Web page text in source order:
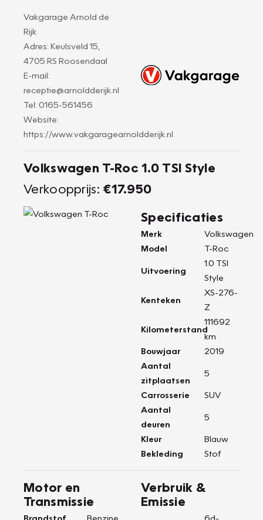
Vakgarage Arnold de
Rijk
Adres: Keulsveld 15,
4705 RS Roosendaal
E-mail:
receptie@arnoldderijk.nl
Tel: 0165-561456
Website:
https://www.vakgaragearnoldderijk.nl
Volkswagen T-Roc 1.0 TSI Style
Verkoopprijs: €17.950
Specificaties
Merk
Volkswagen
Model
T-Roc
Uitvoering
1.0 TSI
Style
Kenteken
XS-276-
Z
Kilometerstand
111692
km
Bouwjaar
2019
Aantal
zitplaatsen
5
Carrosserie
SUV
Aantal
deuren
5
Kleur
Blauw
Bekleding
Stof
Motor en
Transmissie
Brandstof
Benzine
Verbruik &
Emissie
6d-